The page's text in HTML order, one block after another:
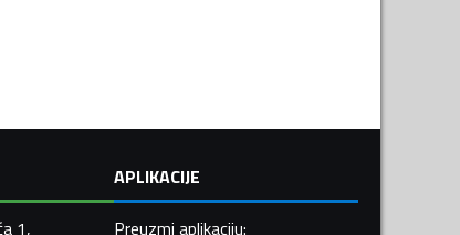
1,
APLIKACIJE
Preuzmi aplikaciju: